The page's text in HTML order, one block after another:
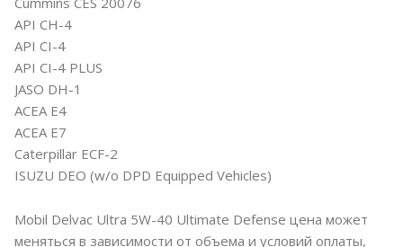
API CH-4
API CI-4
API CI-4 PLUS
JASO DH-1
ACEA E4
ACEA E7
Caterpillar ECF-2
ISUZU DEO (w/o DPD Equipped Vehicles)
Mobil Delvac Ultra 5W-40 Ultimate Defense цена может
меняться в зависимости от объема и условий оплаты,